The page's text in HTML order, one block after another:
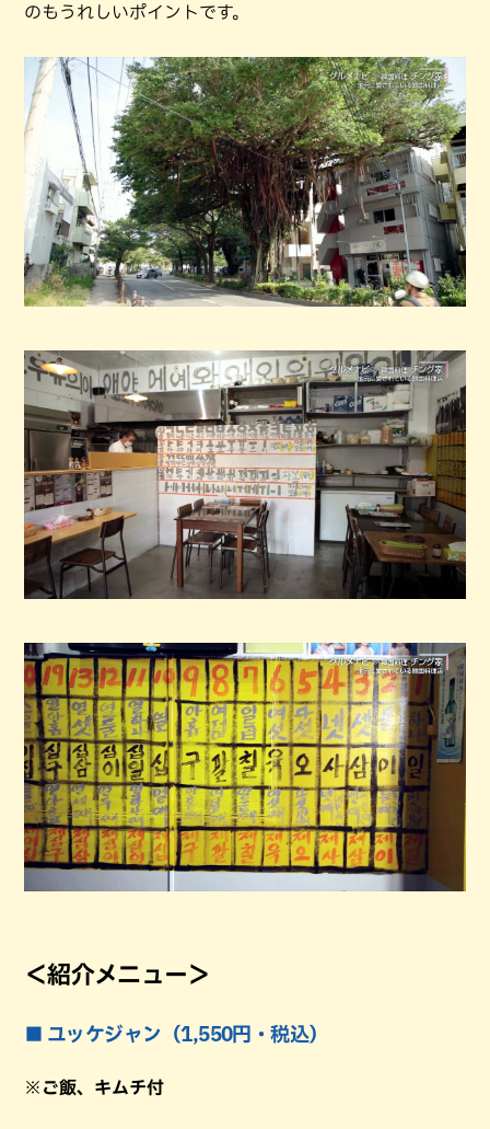
のもうれしいポイントです。
＜紹介メニュー＞
■ ユッケジャン（1,550円・税込）
※ご飯、キムチ付